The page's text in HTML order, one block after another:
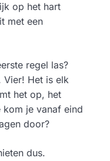
op het hart
met een
regel las?
Vier! Het is elk
het op, het
je vanaf eind
door?
dus.